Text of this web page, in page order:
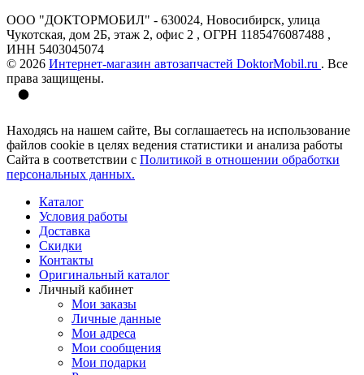
ООО "ДОКТОРМОБИЛ" - 630024, Новосибирск, улица
Чукотская, дом 2Б, этаж 2, офис 2 , ОГРН 1185476087488 ,
ИНН 5403045074
© 2026 Интернет-магазин автозапчастей DoktorMobil.ru . Все
права защищены.
Находясь на нашем сайте, Вы соглашаетесь на использование
файлов cookie в целях ведения статистики и анализа работы
Сайта в соответствии с Политикой в отношении обработки
персональных данных.
Каталог
Условия работы
Доставка
Скидки
Контакты
Оригинальный каталог
Личный кабинет
Мои заказы
Личные данные
Мои адреса
Мои сообщения
Мои подарки